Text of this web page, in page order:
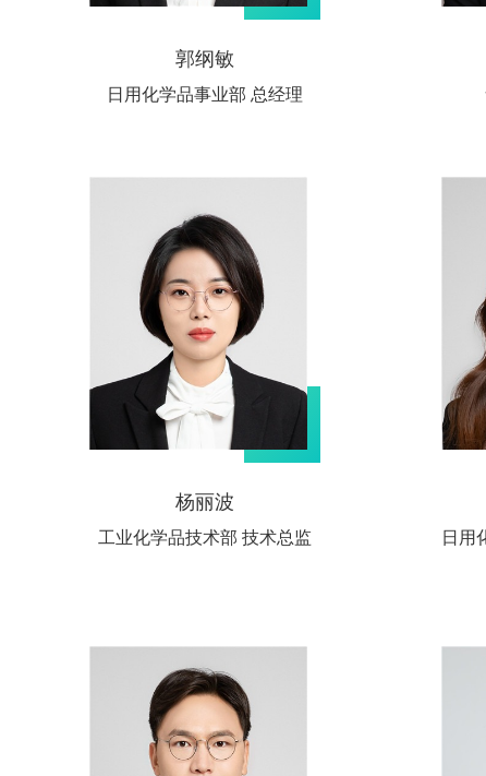
郭纲敏
日用化学品事业部 总经理
杨丽波
工业化学品技术部 技术总监
日用